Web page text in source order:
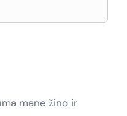
mane žino ir